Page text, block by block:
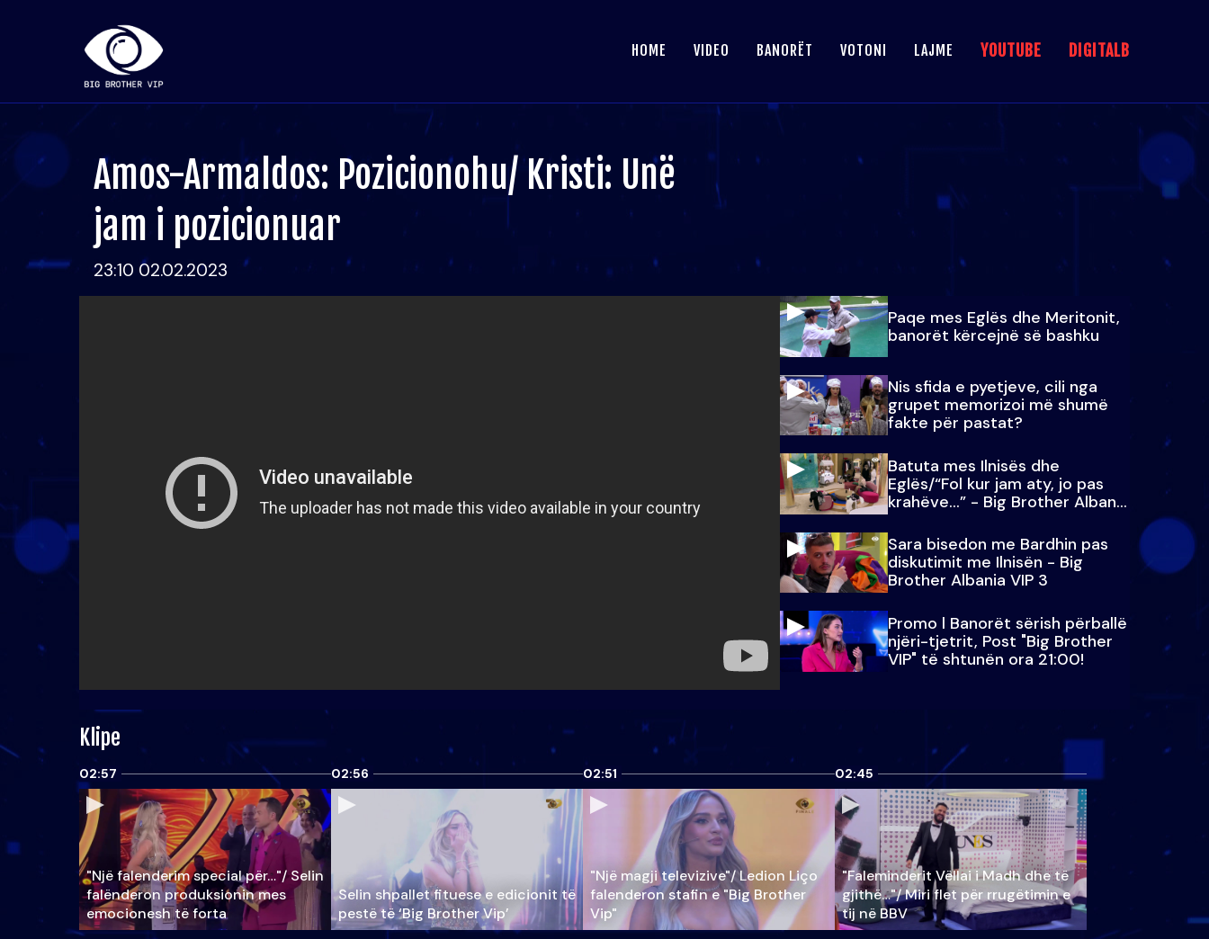
HOME VIDEO BANORËT VOTONI LAJME YOUTUBE DIGITALB
Amos-Armaldos: Pozicionohu/ Kristi: Unë
jam i pozicionuar
23:10 02.02.2023
Paqe mes Eglës dhe Meritonit,
banorët kërcejnë së bashku
Nis sfida e pyetjeve, cili nga
grupet memorizoi më shumë
fakte për pastat?
Batuta mes Ilnisës dhe
Eglës/“Fol kur jam aty, jo pas
krahëve…” - Big Brother Albania
VIP 3
Sara bisedon me Bardhin pas
diskutimit me Ilnisën - Big
Brother Albania VIP 3
Promo l Banorët sërish përballë
njëri-tjetrit, Post "Big Brother
VIP" të shtunën ora 21:00!
Klipe
02:57
"Një falenderim special për…"/ Selin
falënderon produksionin mes
emocionesh të forta
02:56
Selin shpallet fituese e edicionit të
pestë të ‘Big Brother Vip’
02:51
"Një magji televizive"/ Ledion Liço
falenderon stafin e "Big Brother
Vip"
02:45
"Faleminderit Vëllai i Madh dhe të
gjithë…"/ Miri flet për rrugëtimin e
tij në BBV